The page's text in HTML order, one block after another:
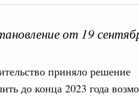
от 19
приняло решение
до конца 2023 года
со справками к